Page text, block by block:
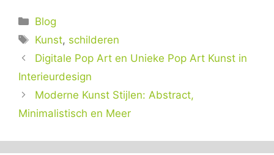
Categorieën
Blog
Tags
Kunst, schilderen
Digitale Pop Art en Unieke Pop Art Kunst in
Interieurdesign
Moderne Kunst Stijlen: Abstract,
Minimalistisch en Meer